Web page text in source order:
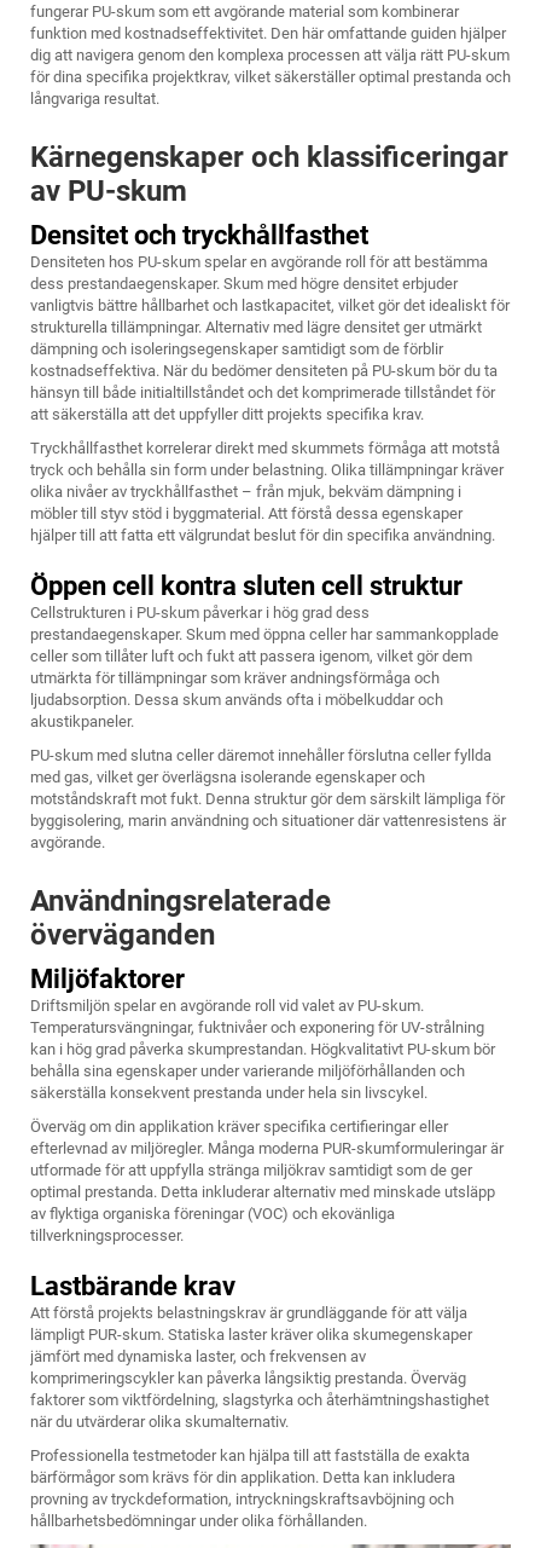
fungerar PU-skum som ett avgörande material som kombinerar
funktion med kostnadseffektivitet. Den här omfattande guiden hjälper
dig att navigera genom den komplexa processen att välja rätt PU-skum
för dina specifika projektkrav, vilket säkerställer optimal prestanda och
långvariga resultat.
Kärnegenskaper och klassificeringar
av PU-skum
Densitet och tryckhållfasthet
Densiteten hos PU-skum spelar en avgörande roll för att bestämma
dess prestandaegenskaper. Skum med högre densitet erbjuder
vanligtvis bättre hållbarhet och lastkapacitet, vilket gör det idealiskt för
strukturella tillämpningar. Alternativ med lägre densitet ger utmärkt
dämpning och isoleringsegenskaper samtidigt som de förblir
kostnadseffektiva. När du bedömer densiteten på PU-skum bör du ta
hänsyn till både initialtillståndet och det komprimerade tillståndet för
att säkerställa att det uppfyller ditt projekts specifika krav.
Tryckhållfasthet korrelerar direkt med skummets förmåga att motstå
tryck och behålla sin form under belastning. Olika tillämpningar kräver
olika nivåer av tryckhållfasthet – från mjuk, bekväm dämpning i
möbler till styv stöd i byggmaterial. Att förstå dessa egenskaper
hjälper till att fatta ett välgrundat beslut för din specifika användning.
Öppen cell kontra sluten cell struktur
Cellstrukturen i PU-skum påverkar i hög grad dess
prestandaegenskaper. Skum med öppna celler har sammankopplade
celler som tillåter luft och fukt att passera igenom, vilket gör dem
utmärkta för tillämpningar som kräver andningsförmåga och
ljudabsorption. Dessa skum används ofta i möbelkuddar och
akustikpaneler.
PU-skum med slutna celler däremot innehåller förslutna celler fyllda
med gas, vilket ger överlägsna isolerande egenskaper och
motståndskraft mot fukt. Denna struktur gör dem särskilt lämpliga för
byggisolering, marin användning och situationer där vattenresistens är
avgörande.
Användningsrelaterade
överväganden
Miljöfaktorer
Driftsmiljön spelar en avgörande roll vid valet av PU-skum.
Temperatursvängningar, fuktnivåer och exponering för UV-strålning
kan i hög grad påverka skumprestandan. Högkvalitativt PU-skum bör
behålla sina egenskaper under varierande miljöförhållanden och
säkerställa konsekvent prestanda under hela sin livscykel.
Överväg om din applikation kräver specifika certifieringar eller
efterlevnad av miljöregler. Många moderna PUR-skumformuleringar är
utformade för att uppfylla stränga miljökrav samtidigt som de ger
optimal prestanda. Detta inkluderar alternativ med minskade utsläpp
av flyktiga organiska föreningar (VOC) och ekovänliga
tillverkningsprocesser.
Lastbärande krav
Att förstå projekts belastningskrav är grundläggande för att välja
lämpligt PUR-skum. Statiska laster kräver olika skumegenskaper
jämfört med dynamiska laster, och frekvensen av
komprimeringscykler kan påverka långsiktig prestanda. Överväg
faktorer som viktfördelning, slagstyrka och återhämtningshastighet
när du utvärderar olika skumalternativ.
Professionella testmetoder kan hjälpa till att fastställa de exakta
bärförmågor som krävs för din applikation. Detta kan inkludera
provning av tryckdeformation, intryckningskraftsavböjning och
hållbarhetsbedömningar under olika förhållanden.